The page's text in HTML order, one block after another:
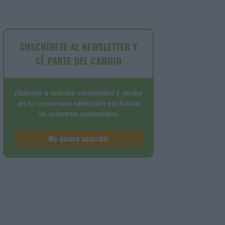
SUSCRÍBETE AL NEWSLETTER Y
SÉ PARTE DEL CAMBIO
¡Sumate a nuestra comunidad y recibe
en tu correo una selección exclusiva
de nuestros contenidos!
Me quiero suscribir